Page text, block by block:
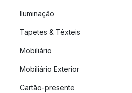
Iluminação
Tapetes & Têxteis
Mobiliário
Mobiliário Exterior
Cartão-presente